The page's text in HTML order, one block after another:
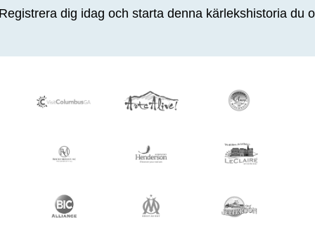
dig idag och starta denna kärlekshistoria du